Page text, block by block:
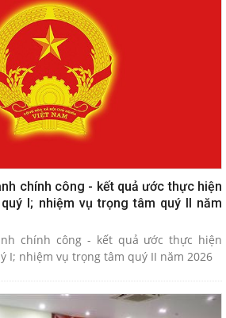
chính công - kết quả ước thực hiện
I; nhiệm vụ trọng tâm quý II năm
chính công - kết quả ước thực hiện
I; nhiệm vụ trọng tâm quý II năm 2026